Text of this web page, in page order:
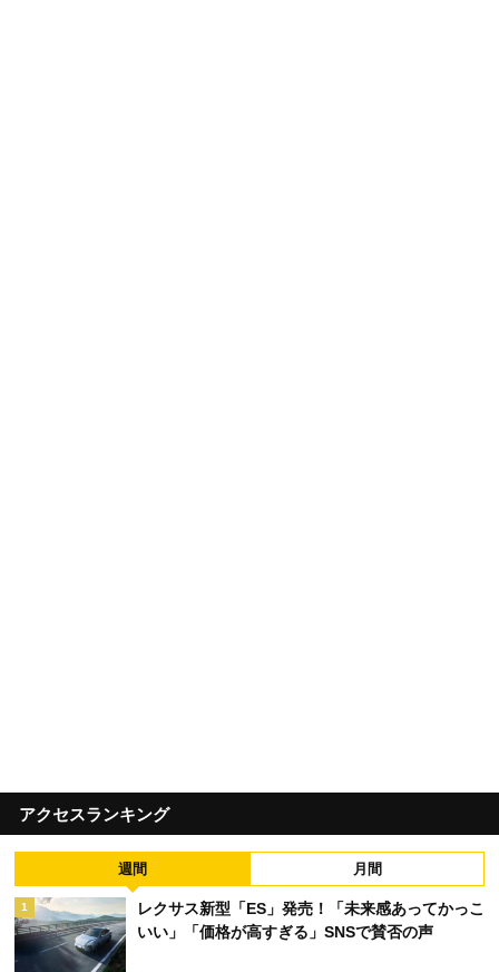
アクセスランキング
週間 月間
1
レクサス新型「ES」発売！「未来感あってかっこ
いい」「価格が高すぎる」SNSで賛否の声